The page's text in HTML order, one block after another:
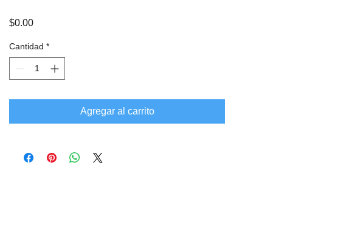
$0.00Precio
Cantidad *
Agregar al carrito